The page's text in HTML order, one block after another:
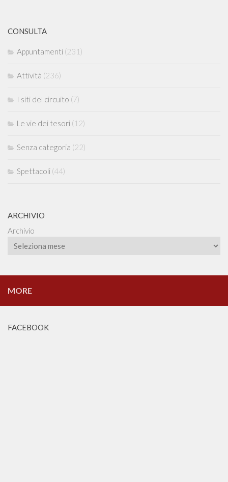
CONSULTA
Appuntamenti (231)
Attività (236)
I siti del circuito (7)
Le vie dei tesori (12)
Senza categoria (22)
Spettacoli (44)
ARCHIVIO
Archivio
MORE
FACEBOOK